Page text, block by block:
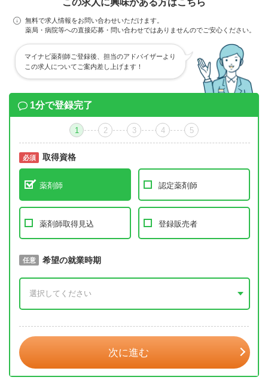
この求人に興味がある方はこちら
無料で求人情報をお問い合わせいただけます。
薬局・病院等への直接応募・問い合わせではありませんのでご安心ください。
マイナビ薬剤師ご登録後、担当のアドバイザーより
この求人についてご案内差し上げます！
1分で登録完了
1 2 3 4 5
必須 取得資格
薬剤師 認定薬剤師
薬剤師取得見込 登録販売者
必須 取得予定年
任意 希望の就業時期
次に進む